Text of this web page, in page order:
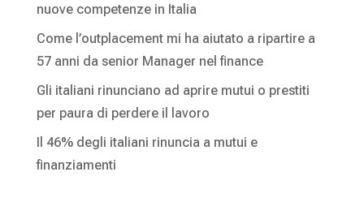
nuove competenze in Italia
Come l’outplacement mi ha aiutato a ripartire a
57 anni da senior Manager nel finance
Gli italiani rinunciano ad aprire mutui o prestiti
per paura di perdere il lavoro
Il 46% degli italiani rinuncia a mutui e
finanziamenti